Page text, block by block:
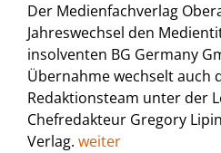
Der Medienfachverlag
Jahreswechsel den
insolventen BG Germany
Übernahme wechselt auch
Redaktionsteam unter der
Chefredakteur Gregory
Verlag. weiter